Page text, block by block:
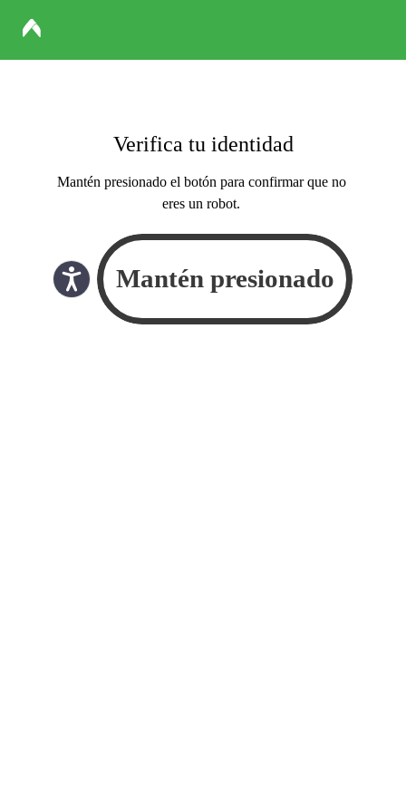
Verifica tu identidad
Mantén presionado el botón para confirmar que no
eres un robot.